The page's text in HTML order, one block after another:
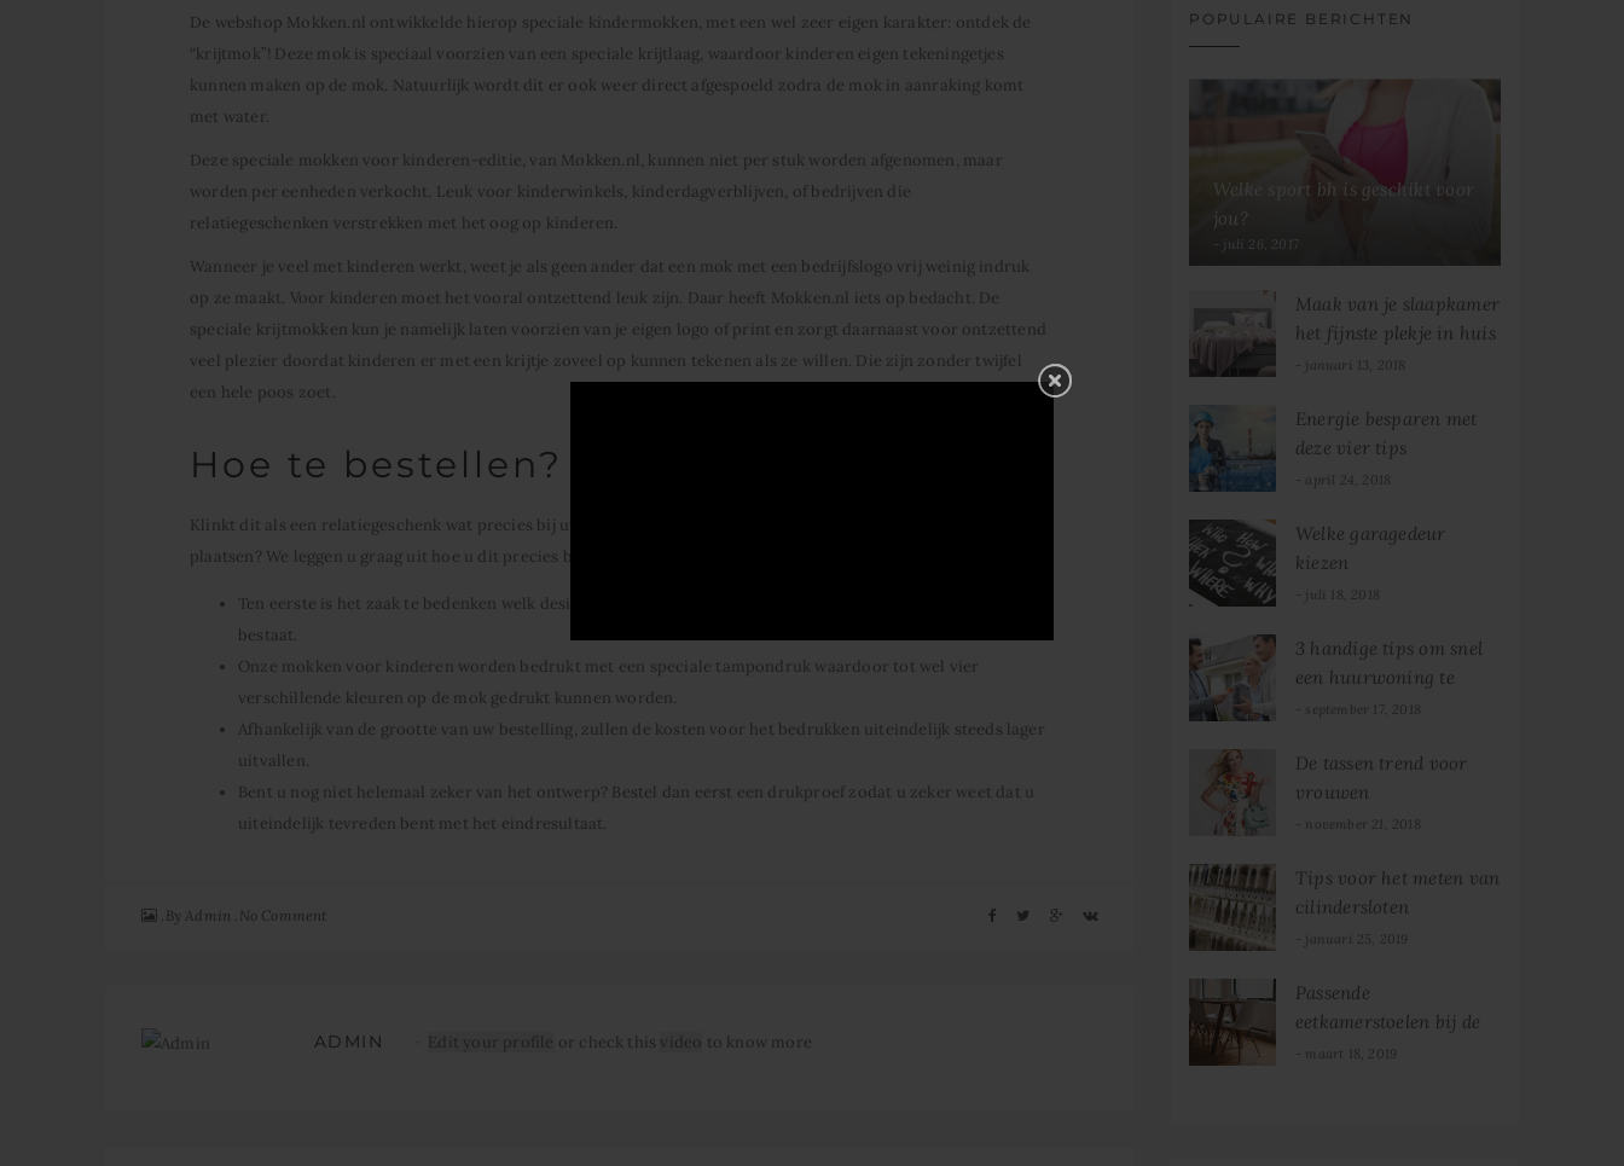
De webshop Mokken.nl ontwikkelde hierop speciale kindermokken, met een wel zeer eigen karakter: ontdek de
“krijtmok”! Deze mok is speciaal voorzien van een speciale krijtlaag, waardoor kinderen eigen tekeningetjes
kunnen maken op de mok. Natuurlijk wordt dit er ook weer direct afgespoeld zodra de mok in aanraking komt
met water.
Deze speciale mokken voor kinderen-editie, van Mokken.nl, kunnen niet per stuk worden afgenomen, maar
worden per eenheden verkocht. Leuk voor kinderwinkels, kinderdagverblijven, of bedrijven die
relatiegeschenken verstrekken met het oog op kinderen.
Wanneer je veel met kinderen werkt, weet je als geen ander dat een mok met een bedrijfslogo vrij weinig indruk
op ze maakt. Voor kinderen moet het vooral ontzettend leuk zijn. Daar heeft Mokken.nl iets op bedacht. De
speciale krijtmokken kun je namelijk laten voorzien van je eigen logo of print en zorgt daarnaast voor ontzettend
veel plezier doordat kinderen er met een krijtje zoveel op kunnen tekenen als ze willen. Die zijn zonder twijfel
een hele poos zoet.
Hoe te bestellen?
Klinkt dit als een relatiegeschenk wat precies bij uw bedrijf of organisatie past en zou u graag een bestelling
plaatsen? We leggen u graag uit hoe u dit precies bestelt.
Ten eerste is het zaak te bedenken welk design u wil laten drukken op de mok en uit hoeveel kleuren dit
bestaat.
Onze mokken voor kinderen worden bedrukt met een speciale tampondruk waardoor tot wel vier
verschillende kleuren op de mok gedrukt kunnen worden.
Afhankelijk van de grootte van uw bestelling, zullen de kosten voor het bedrukken uiteindelijk steeds lager
uitvallen.
Bent u nog niet helemaal zeker van het ontwerp? Bestel dan eerst een drukproef zodat u zeker weet dat u
uiteindelijk tevreden bent met het eindresultaat.
ByAdmin No Comment
ADMIN Edit your profile or check this video to know more
POPULAIRE BERICHTEN
Welke sport bh is geschikt voor
jou?
juli 26, 2017
Maak van je slaapkamer
het fijnste plekje in huis
januari 13, 2018
Energie besparen met
deze vier tips
april 24, 2018
Welke garagedeur
kiezen
juli 18, 2018
3 handige tips om snel
een huurwoning te
vinden
september 17, 2018
De tassen trend voor
vrouwen
november 21, 2018
Tips voor het meten van
cilindersloten
januari 25, 2019
Passende
eetkamerstoelen bij de
eettafel
maart 18, 2019